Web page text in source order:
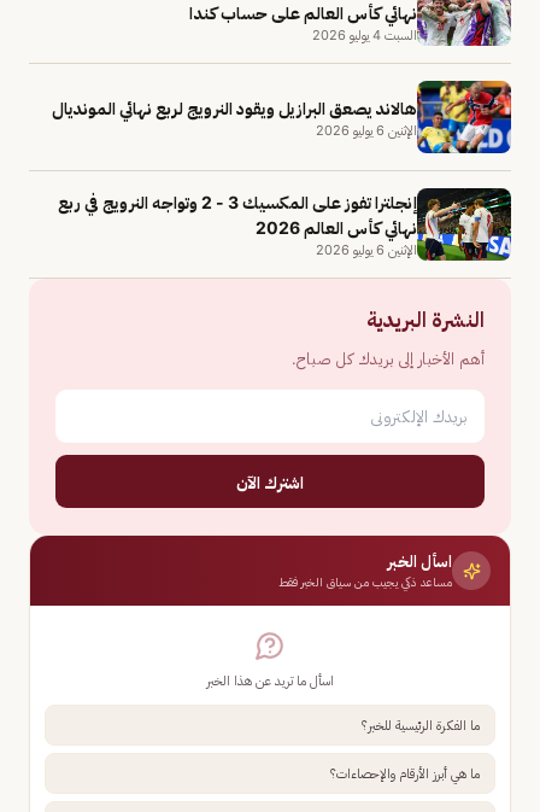
نهائي كأس العالم على حساب كندا
السبت 4 يوليو 2026
هالاند يصعق البرازيل ويقود النرويج لربع نهائي المونديال
الإثنين 6 يوليو 2026
إنجلترا تفوز على المكسيك 3 - 2 وتواجه النرويج في ربع
نهائي كأس العالم 2026
الإثنين 6 يوليو 2026
النشرة البريدية
أهم الأخبار إلى بريدك كل صباح.
اشترك الآن
اسأل الخبر
مساعد ذكي يجيب من سياق الخبر فقط
اسأل ما تريد عن هذا الخبر
ما الفكرة الرئيسية للخبر؟
ما هي أبرز الأرقام والإحصاءات؟